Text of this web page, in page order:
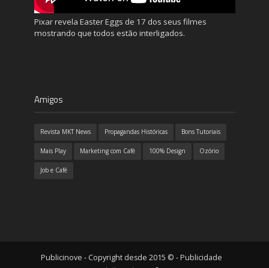
Pixar revela Easter Eggs de 17 dos seus filmes
mostrando que todos estão interligados.
Amigos
Revista MKT News Propagandas Históricas Bons Tutoriais
Mais Play Marketing com Café 100% Design Ozório
Job e Café
Publicinove - Copyright desde 2015 © - Publicidade